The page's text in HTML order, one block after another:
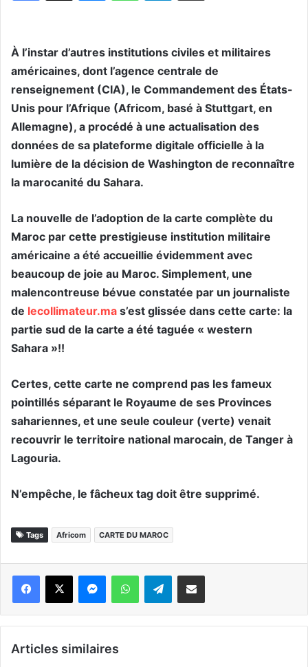
À l’instar d’autres institutions civiles et militaires
américaines, dont l’agence centrale de
renseignement (CIA), le Commandement des États-
Unis pour l’Afrique (Africom, basé à Stuttgart, en
Allemagne), a procédé à une actualisation des
données de sa plateforme digitale officielle à la
lumière de la décision de Washington de reconnaître
la marocanité du Sahara.
La nouvelle de l’adoption de la carte complète du
Maroc par cette prestigieuse institution militaire
américaine a été accueillie évidemment avec
beaucoup de joie au Maroc. Simplement, une
malencontreuse bévue constatée par un journaliste
de lecollimateur.ma s’est glissée dans cette carte: la
partie sud de la carte a été taguée « western
Sahara »!!
Certes, cette carte ne comprend pas les fameux
pointillés séparant le Royaume de ses Provinces
sahariennes, et une seule couleur (verte) venait
recouvrir le territoire national marocain, de Tanger à
Lagouria.
N’empêche, le fâcheux tag doit être supprimé.
Tags Africom CARTE DU MAROC
WhatsApp Telegram
Articles similaires